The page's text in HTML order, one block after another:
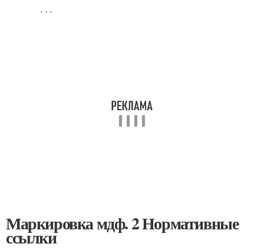
. . .
Маркировка мдф. 2 Нормативные
ссылки